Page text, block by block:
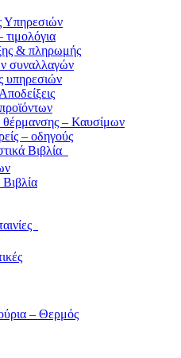
Υπηρεσιών
τιμολόγια
& πληρωμής
συναλλαγών
υπηρεσιών
θέρμανσης – Καυσίμων
– οδηγούς
Βιβλία
– Θερμός